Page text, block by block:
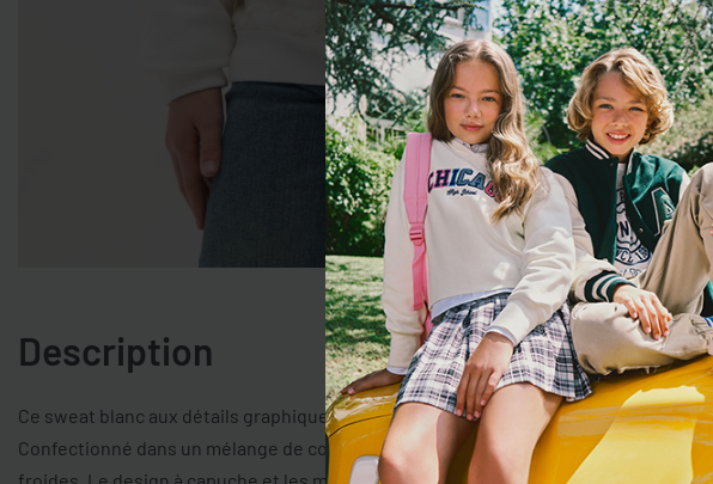
Description
Ce sweat blanc aux détails graphiques de la ligne OVS KIDS est destiné aux garçons
Confectionné dans un mélange de coton, il offre chaleur et confort pendant les